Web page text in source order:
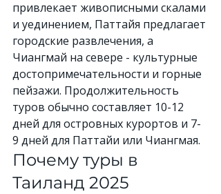
привлекает живописными скалами
и уединением, Паттайя предлагает
городские развлечения, а
Чиангмай на севере - культурные
достопримечательности и горные
пейзажи. Продолжительность
туров обычно составляет 10-12
дней для островных курортов и 7-
9 дней для Паттайи или Чиангмая.
Почему туры в
Таиланд 2025